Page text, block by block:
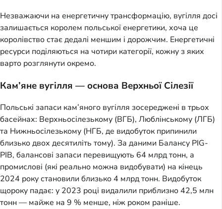
Незважаючи на енергетичну трансформацію, вугілля досі
залишається королем польської енергетики, хоча це
королівство стає дедалі меншим і дорожчим. Енергетичні
ресурси поділяються на чотири категорії, кожну з яких
варто розглянути окремо.
Кам’яне вугілля — основа Верхньої Сілезії
Польські запаси кам’яного вугілля зосереджені в трьох
басейнах: Верхньосілезькому (ВГБ), Люблінському (ЛГБ)
та Нижньосілезькому (НГБ, де видобуток припинили
близько двох десятиліть тому). За даними Балансу PIG-
PIB, балансові запаси перевищують 64 млрд тонн, а
промислові (які реально можна видобувати) на кінець
2024 року становили близько 4 млрд тонн. Видобуток
щороку падає: у 2023 році видалили приблизно 42,5 млн
тонн — майже на 9 % менше, ніж роком раніше.